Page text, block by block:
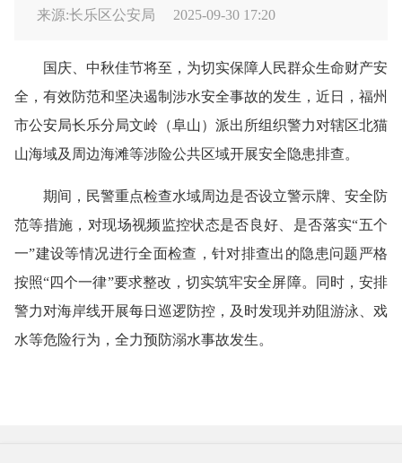
来源:长乐区公安局 2025-09-30 17:20
国庆、中秋佳节将至，为切实保障人民群众生命财产安
全，有效防范和坚决遏制涉水安全事故的发生，近日，福州
市公安局长乐分局文岭（阜山）派出所组织警力对辖区北猫
山海域及周边海滩等涉险公共区域开展安全隐患排查。
期间，民警重点检查水域周边是否设立警示牌、安全防
范等措施，对现场视频监控状态是否良好、是否落实“五个
一”建设等情况进行全面检查，针对排查出的隐患问题严格
按照“四个一律”要求整改，切实筑牢安全屏障。同时，安排
警力对海岸线开展每日巡逻防控，及时发现并劝阻游泳、戏
水等危险行为，全力预防溺水事故发生。